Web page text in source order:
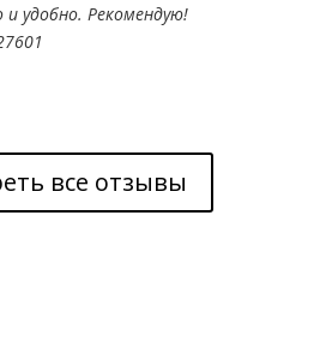
и удобно. Рекомендую!
все отзывы